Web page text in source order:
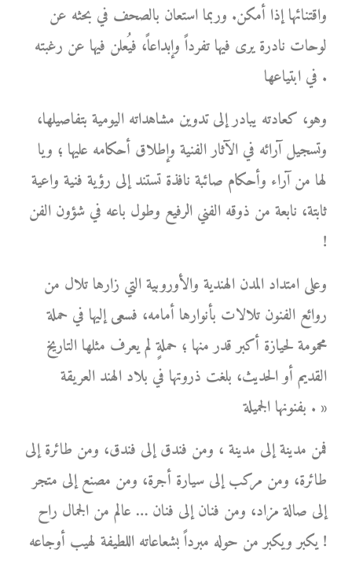
واقتنائها إذا أمكن. وربما استعان بالصحف في بحثه عن
لوحات نادرة يرى فيها تفرداً وإبداعاً، فيُعلن فيها عن رغبته
في ابتياعها .
وهو، كعادته يبادر إلى تدوين مشاهداته اليومية بتفاصيلها،
وتسجيل آرائه في الآثار الفنية وإطلاق أحكامه عليها ؛ ويا
لها من آراء وأحكام صائبة نافذة تستند إلى رؤية فنية واعية
ثابتة، نابعة من ذوقه الفني الرفيع وطول باعه في شؤون الفن
!
وعلى امتداد المدن الهندية والأوروبية التي زارها تلال من
روائع الفنون تلالات بأنوارها أمامه، فسعى إليها في حملة
محمومة لحيازة أكبر قدر منها ؛ حملةٍ لم يعرف مثلها التاريخ
القديم أو الحديث، بلغت ذروتها في بلاد الهند العريقة
بفنونها الجميلة . »
فمن مدينة إلى مدينة ، ومن فندق إلى فندق، ومن طائرة إلى
طائرة، ومن مركب إلى سيارة أجرة، ومن مصنع إلى متجر
إلى صالة مزاد، ومن فنان إلى فنان … عالم من الجمال راح
يكبر ويكبر من حوله مبرداً بشعاعاته اللطيفة لهيب أوجاعه !